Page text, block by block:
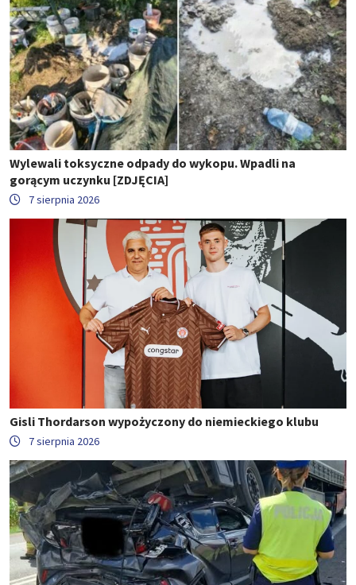
Wylewali toksyczne odpady do wykopu. Wpadli na
gorącym uczynku [ZDJĘCIA]
7 sierpnia 2026
Gisli Thordarson wypożyczony do niemieckiego klubu
7 sierpnia 2026